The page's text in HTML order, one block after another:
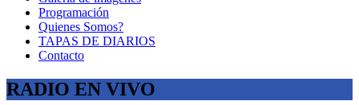
Programación
Quienes Somos?
TAPAS DE DIARIOS
Contacto
RADIO EN VIVO